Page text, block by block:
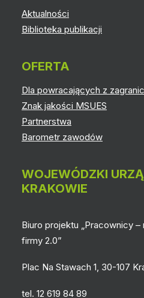
Aktualności
Biblioteka publikacji
OFERTA
Dla powracających z
Znak jakości MSUES
Partnerstwa
Barometr zawodów
WOJEWÓDZKI
KRAKOWIE
Biuro projektu „Pracownicy
firmy 2.0”
Plac Na Stawach 1, 30-107
tel. 12 619 84 89